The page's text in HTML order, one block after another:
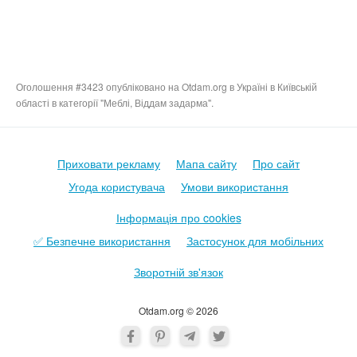
Оголошення #3423 опубліковано на Otdam.org в Україні в Київській
області в категорії "Меблі, Віддам задарма".
Otdam.org © 2026
Приховати рекламу Мапа сайту
Про сайт
Угода користувача
Умови використання
Інформація про cookies
✅ Безпечне використання
Застосунок для мобільних
Зворотній зв'язок